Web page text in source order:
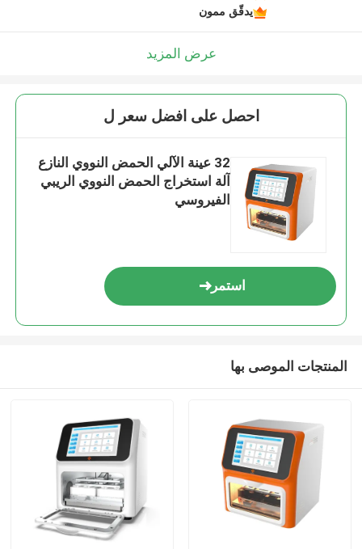
يدقّق ممون
عرض المزيد
احصل على افضل سعر ل
32 عينة الآلي الحمض النووي النازع
آلة استخراج الحمض النووي الريبي
الفيروسي
استمر
المنتجات الموصى بها